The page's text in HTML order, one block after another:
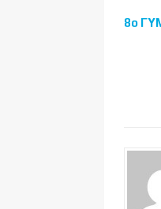
8ο